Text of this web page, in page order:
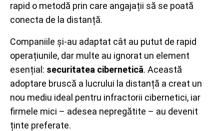
rapid o metodă prin care angajații să se poată
conecta de la distanță.
Companiile și-au adaptat cât au putut de rapid
operațiunile, dar multe au ignorat un element
esențial: securitatea cibernetică. Această
adoptare bruscă a lucrului la distanță a creat un
nou mediu ideal pentru infractorii cibernetici, iar
firmele mici – adesea nepregătite – au devenit
ținte preferate.